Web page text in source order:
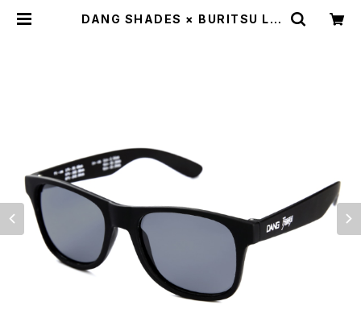
DANG SHADES × BURITSU LO